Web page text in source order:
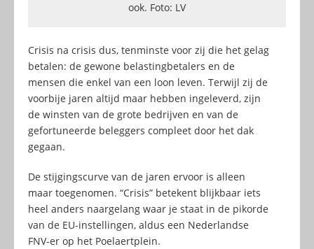
ook. Foto: LV
Crisis na crisis dus, tenminste voor zij die het gelag
betalen: de gewone belastingbetalers en de
mensen die enkel van een loon leven. Terwijl zij de
voorbije jaren altijd maar hebben ingeleverd, zijn
de winsten van de grote bedrijven en van de
gefortuneerde beleggers compleet door het dak
gegaan.
De stijgingscurve van de jaren ervoor is alleen
maar toegenomen. “Crisis” betekent blijkbaar iets
heel anders naargelang waar je staat in de pikorde
van de EU-instellingen, aldus een Nederlandse
FNV-er op het Poelaertplein.